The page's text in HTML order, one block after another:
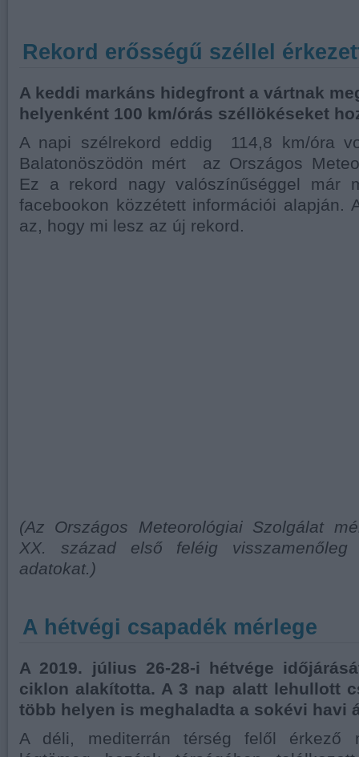
Rekord erősségű széllel
A keddi markáns hidegfront a vártnak
helyenként 100 km/órás széllökéseket
A napi szélrekord eddig 114,8 km/óra
Balatonöszödön mért az Országos
Ez a rekord nagy valószínűséggel már
facebookon közzétett információi alapján.
az, hogy mi lesz az új rekord.
(Az Országos Meteorológiai Szolgálat
XX. század első feléig visszamenőleg
adatokat.)
A hétvégi csapadék mérlege
A 2019. július 26-28-i hétvége
ciklon alakította. A 3 nap alatt lehullott
több helyen is meghaladta a sokévi havi
A déli, mediterrán térség felől érkező